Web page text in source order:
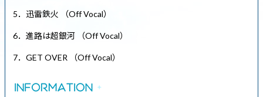
5．迅雷鉄火 （Off Vocal）
6．進路は超銀河 （Off Vocal）
7．GET OVER （Off Vocal）